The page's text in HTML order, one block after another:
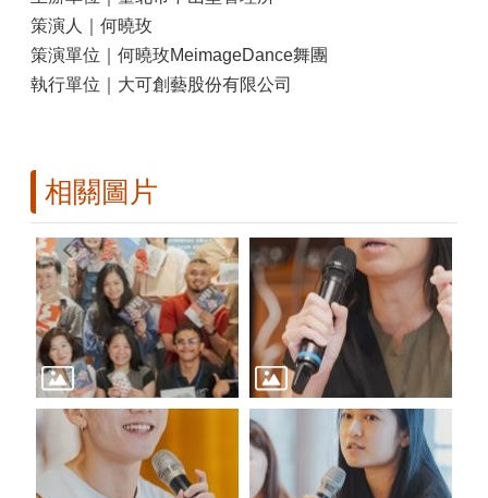
策演人｜何曉玫
策演單位｜何曉玫MeimageDance舞團
執行單位｜大可創藝股份有限公司
相關圖片